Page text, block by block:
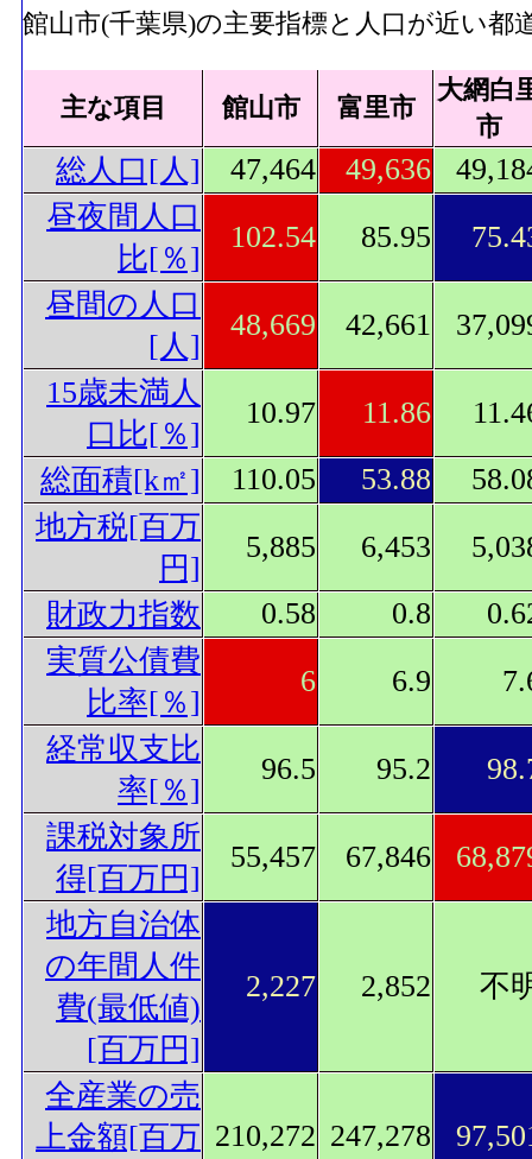
館山市(千葉県)の主要指標と人口が近い都
主な項目 館山市 富里市
大網白
市
総人口[人] 47,464 49,636
昼夜間人口
比[％]
102.54 85.95
昼間の人口
[人]
48,669 42,661
15歳未満人
口比[％]
10.97 11.86
総面積[k㎡]
110.05 53.88
地方税[百万
円]
5,885 6,453
財政力指数
0.58 0.8
実質公債費
比率[％]
6 6.9
経常収支比
率[％]
96.5 95.2
課税対象所
得[百万円]
55,457 67,846
地方自治体
の年間人件
費(最低値)
[百万円]
2,227 2,852 不
全産業の売
上金額[百万 210,272 247,278